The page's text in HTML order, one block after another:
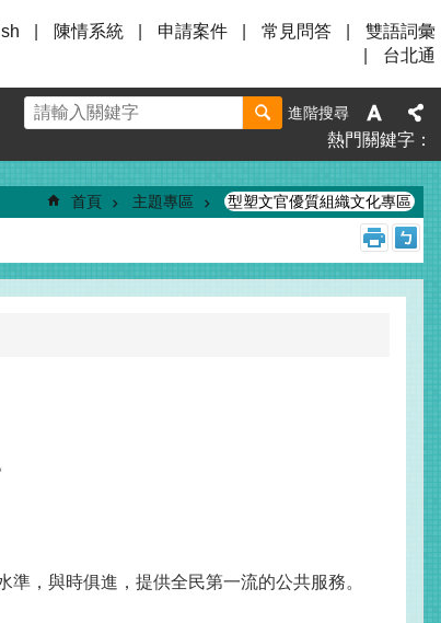
陳情系統 申請案件 常見問答
雙語詞彙
台北通
進階搜尋
熱門關鍵字
首頁 主題專區 型塑文官優質組織文化專區
，與時俱進，提供全民第一流的公共服務。